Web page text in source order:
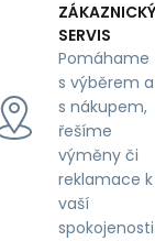
ZÁKAZNICKÝ
SERVIS
Pomáhame
s výběrem a
s nákupem,
řešíme
výměny či
reklamace k
vaší
spokojenosti